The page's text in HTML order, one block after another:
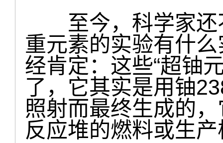
至今，科学家还
重元素的实验有什
经肯定：这些“超铀
了，它其实是用铀
照射而最终生成的
反应堆的燃料或生